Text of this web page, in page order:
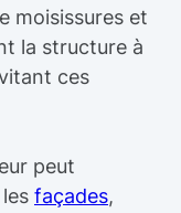
moisissures et
la structure à
ces
peut
façades,